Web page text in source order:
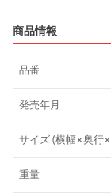
商品情報
品番
発売年月
サイズ (横幅×奥行
重量